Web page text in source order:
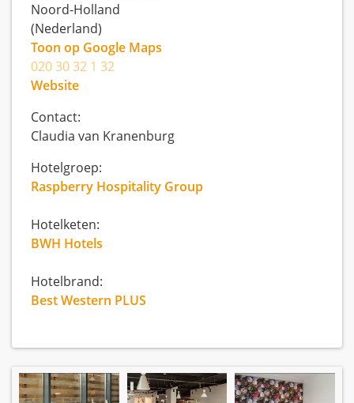
Noord-Holland
(Nederland)
Toon op Google Maps
020 30 32 1 32
Website
Contact:
Claudia van Kranenburg
Hotelgroep:
Raspberry Hospitality Group
Hotelketen:
BWH Hotels
Hotelbrand:
Best Western PLUS